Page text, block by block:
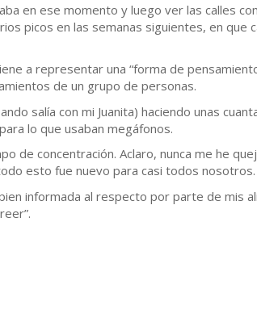
en ese momento y luego ver las calles
picos en las semanas siguientes, en que
a representar una “forma de
de un grupo de personas.
salía con mi Juanita) haciendo unas
lo que usaban megáfonos.
de concentración. Aclaro, nunca me he
esto fue nuevo para casi todos nosotros.
informada al respecto por parte de mis